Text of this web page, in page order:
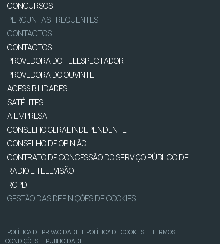
CONCURSOS
PERGUNTAS FREQUENTES
CONTACTOS
CONTACTOS
PROVEDORA DO TELESPECTADOR
PROVEDORA DO OUVINTE
ACESSIBILIDADES
SATÉLITES
A EMPRESA
CONSELHO GERAL INDEPENDENTE
CONSELHO DE OPINIÃO
CONTRATO DE CONCESSÃO DO SERVIÇO PÚBLICO DE
RÁDIO E TELEVISÃO
RGPD
GESTÃO DAS DEFINIÇÕES DE COOKIES
POLÍTICA DE PRIVACIDADE | POLÍTICA DE COOKIES | TERMOS E
CONDIÇÕES | PUBLICIDADE